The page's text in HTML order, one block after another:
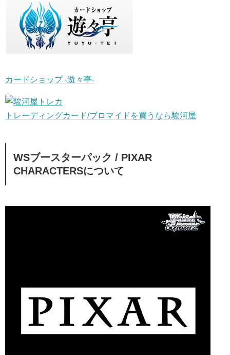
カードショップ -遊々亭-
トレーディングカード/ブロマイドを買うなら駿河屋
WSブースターパック / PIXAR
CHARACTERSについて